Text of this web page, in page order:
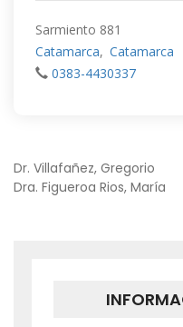
Sarmiento 881
Catamarca, Catamarca
0383-4430337
Dr. Villafañez, Gregorio
Dra. Figueroa Rios, María